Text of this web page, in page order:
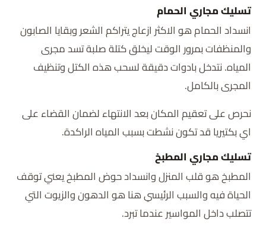
تسليك مجاري الحمام
انسداد الحمام هو الاكثر ازعاج يتراكم الشعر وبقايا الصابون
والمنظفات بمرور الوقت ليخلق كتلة صلبة تسد مجرى
المياه. نتدخل بادوات دقيقة لسحب هذه الكتل وتنظيف
المجرى بالكامل.
نحرص على تعقيم المكان بعد الانتهاء لضمان القضاء على
اي بكتيريا قد تكون نشطت بسبب المياه الراكدة.
تسليك مجاري المطبخ
المطبخ هو قلب المنزل وانسداد حوض المطبخ يعني توقف
الحياة فيه والسبب الرئيسي هنا هو الدهون والزيوت التي
تتصلب داخل المواسير عندما تبرد.